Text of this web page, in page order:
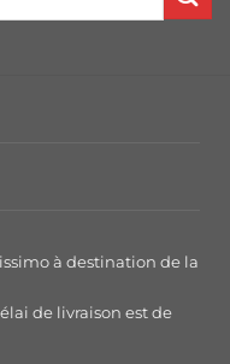
à destination de la
de livraison est de